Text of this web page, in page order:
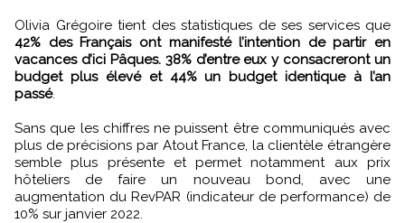
Olivia Grégoire tient des statistiques de ses services que
42% des Français ont manifesté l’intention de partir en
vacances d’ici Pâques. 38% d’entre eux y consacreront un
budget plus élevé et 44% un budget identique à l’an
passé.
Sans que les chiffres ne puissent être communiqués avec
plus de précisions par Atout France, la clientèle étrangère
semble plus présente et permet notamment aux prix
hôteliers de faire un nouveau bond, avec une
augmentation du RevPAR (indicateur de performance) de
10% sur janvier 2022.